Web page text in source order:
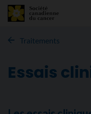
Traitements
Essais